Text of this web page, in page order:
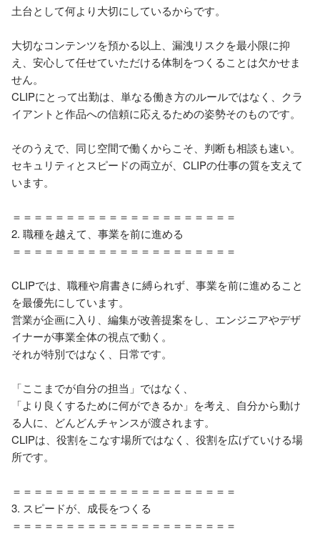
土台として何より大切にしているからです。
大切なコンテンツを預かる以上、漏洩リスクを最小限に抑
え、安心して任せていただける体制をつくることは欠かせま
せん。
CLIPにとって出勤は、単なる働き方のルールではなく、クラ
イアントと作品への信頼に応えるための姿勢そのものです。
そのうえで、同じ空間で働くからこそ、判断も相談も速い。
セキュリティとスピードの両立が、CLIPの仕事の質を支えて
います。
＝＝＝＝＝＝＝＝＝＝＝＝＝＝＝＝＝＝＝＝＝
2. 職種を越えて、事業を前に進める
＝＝＝＝＝＝＝＝＝＝＝＝＝＝＝＝＝＝＝＝＝
CLIPでは、職種や肩書きに縛られず、事業を前に進めること
を最優先にしています。
営業が企画に入り、編集が改善提案をし、エンジニアやデザ
イナーが事業全体の視点で動く。
それが特別ではなく、日常です。
「ここまでが自分の担当」ではなく、
「より良くするために何ができるか」を考え、自分から動け
る人に、どんどんチャンスが渡されます。
CLIPは、役割をこなす場所ではなく、役割を広げていける場
所です。
＝＝＝＝＝＝＝＝＝＝＝＝＝＝＝＝＝＝＝＝＝
3. スピードが、成長をつくる
＝＝＝＝＝＝＝＝＝＝＝＝＝＝＝＝＝＝＝＝＝